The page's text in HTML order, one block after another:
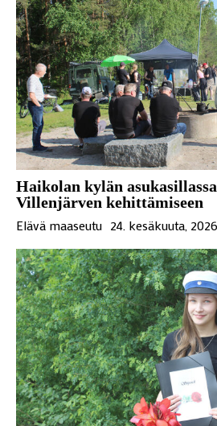
Haikolan kylän
Villenjärven kehittämiseen
Elävä maaseutu 24. kesäkuuta, 2026